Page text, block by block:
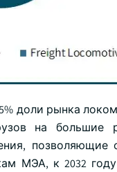
доли рынка
на большие
позволяющие
МЭА, к 2032